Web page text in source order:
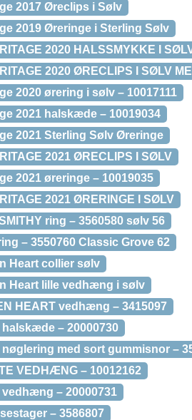
2017 Øreclips i Sølv
2019 Øreringe i Sterling Sølv
2020 HALSSMYKKE I
2020 ØRECLIPS I SØLV
2020 ørering i sølv – 10017111
2021 halskæde – 10019034
2021 Sterling Sølv Øreringe
2021 ØRECLIPS I SØLV
2021 øreringe – 10019035
2021 ØRERINGE I SØLV
ring – 3560580 sølv 56
– 3550760 Classic Grove 62
Heart collier sølv
Heart lille vedhæng i sølv
HEART vedhæng – 3415097
– 20000730
med sort gummisnor –
VEDHÆNG – 10012162
– 20000731
– 3586807